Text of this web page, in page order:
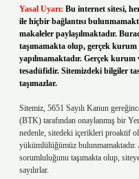
Yasal Uyarı: Bu internet sitesi,
ile hiçbir bağlantısı
makaleler paylaşılmaktadır.
taşımamakta olup, gerçek
yapılmamaktadır. Gerçek
tesadüfidir. Sitemizdeki bilgiler
taşımazlar.
Sitemiz, 5651 Sayılı Kanun
(BTK) tarafından onaylanmış bir
nedenle, sitedeki içerikleri proaktif
yükümlülüğümüz
sorumluluğunu taşımakta olup,
sayılırlar.